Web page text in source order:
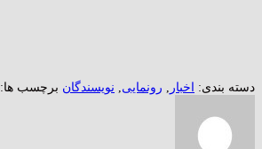
دسته بندی: اخبار , رونمایی, نویسندگان برچسب ها: